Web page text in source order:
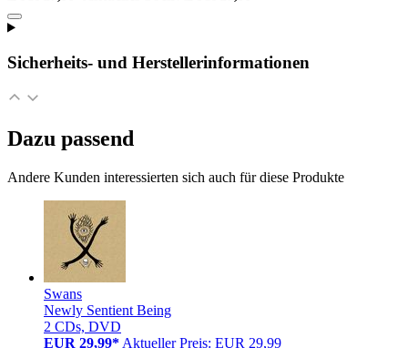
Sicherheits- und Herstellerinformationen
Dazu passend
Andere Kunden interessierten sich auch für diese Produkte
Swans
Newly Sentient Being
2 CDs, DVD
EUR 29,99* Aktueller Preis: EUR 29,99